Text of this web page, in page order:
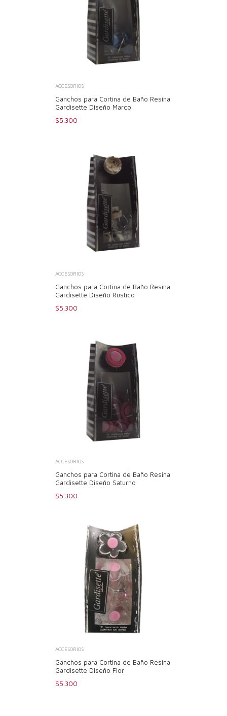
ACCESORIOS
Ganchos para Cortina de Baño Resina
Gardisette Diseño Marco
$5.300
ACCESORIOS
Ganchos para Cortina de Baño Resina
Gardisette Diseño Rustico
$5.300
ACCESORIOS
Ganchos para Cortina de Baño Resina
Gardisette Diseño Saturno
$5.300
ACCESORIOS
Ganchos para Cortina de Baño Resina
Gardisette Diseño Flor
$5.300